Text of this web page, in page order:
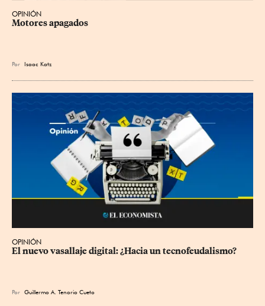
OPINIÓN
Motores apagados
Por Isaac Katz
OPINIÓN
El nuevo vasallaje digital: ¿Hacia un tecnofeudalismo?
Por Guillermo A. Tenorio Cueto